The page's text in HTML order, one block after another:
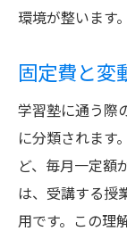
環境が整います。
固定費と変
学習塾に通う際
に分類されます
ど、毎月一定額
は、受講する授
用です。この理